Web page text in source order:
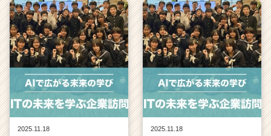
2025.11.18
2025.11.18